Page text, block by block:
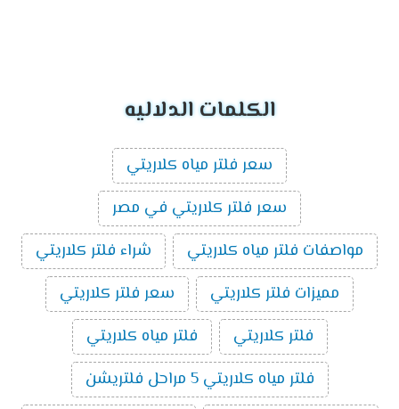
الكلمات الدلاليه
سعر فلتر مياه كلاريتي
سعر فلتر كلاريتي في مصر
مواصفات فلتر مياه كلاريتي
شراء فلتر كلاريتي
مميزات فلتر كلاريتي
سعر فلتر كلاريتي
فلتر كلاريتي
فلتر مياه كلاريتي
فلتر مياه كلاريتي 5 مراحل فلتريشن